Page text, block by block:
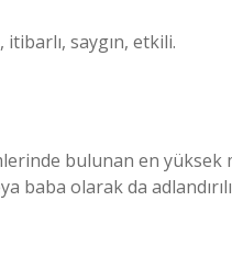
saygın, etkili.
bulunan en yüksek
baba olarak da